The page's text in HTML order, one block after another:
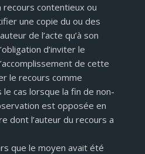
recours contentieux ou
une copie du ou des
de l’acte qu’à son
d’inviter le
de cette
le recours comme
cas lorsque la fin de non-
est opposée en
dont l’auteur du recours a
que le moyen avait été